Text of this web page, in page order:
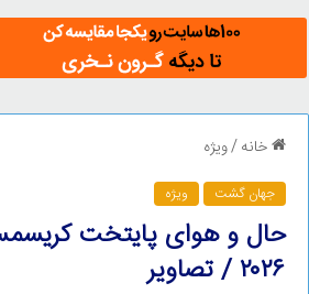
خانه/ویژه
جهان گشت ویژه
حال و هوای پایتخت
۲۰۲۶ / تصاویر